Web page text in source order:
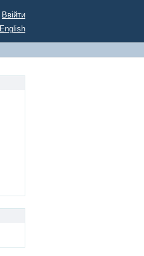
Ввійти
English